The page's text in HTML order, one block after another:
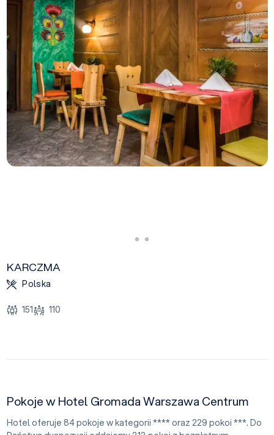
KARCZMA
Polska
151 110
Pokoje w Hotel Gromada Warszawa Centrum
Hotel oferuje 84 pokoje w kategorii **** oraz 229 pokoi ***. Do